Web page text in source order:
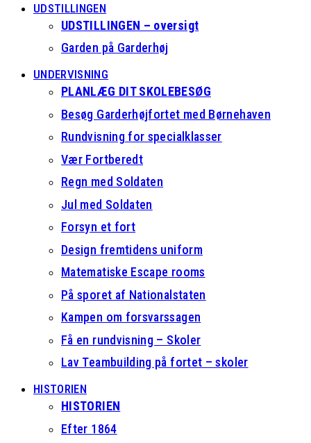
UDSTILLINGEN
UDSTILLINGEN – oversigt
Garden på Garderhøj
UNDERVISNING
PLANLÆG DIT SKOLEBESØG
Besøg Garderhøjfortet med Børnehaven
Rundvisning for specialklasser
Vær Fortberedt
Regn med Soldaten
Jul med Soldaten
Forsyn et fort
Design fremtidens uniform
Matematiske Escape rooms
På sporet af Nationalstaten
Kampen om forsvarssagen
Få en rundvisning – Skoler
Lav Teambuilding på fortet – skoler
HISTORIEN
HISTORIEN
Efter 1864